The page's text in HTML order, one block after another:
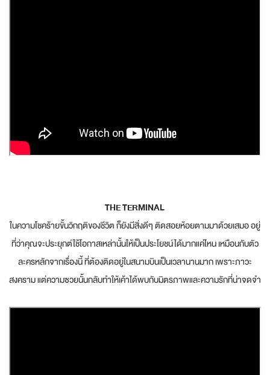
THE TERMINAL
ในความโชคร้ายขั้นวิกฤติของชีวิต ก็ยังมีสิ่งดีๆ ติดสอยห้อยตามมาด้วยเสมอ อยู่
ที่ว่าคุณจะประยุกต์ใช้โอกาสเหล่านั้นให้เป็นประโยชน์ได้มากแค่ไหน เหมือนกับตัว
ละครหลักจากเรื่องนี้ ที่ต้องติดอยู่ในสนามบินเป็นเวลานานมาก เพราะภาวะ
สงคราม แต่ความซวยนั้นกลับทำให้เค้าได้พบกับมิตรภาพและความรักที่น่าจดจำ